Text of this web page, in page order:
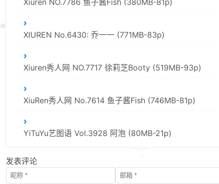
XIUREN No.6430: 乔一一 (771MB-83p)
Xiuren秀人网 NO.7717 徐莉芝Booty (519MB-93p)
XiuRen秀人网 No.7614 鱼子酱Fish (746MB-81p)
YiTuYu艺图语 Vol.3928 阿泡 (80MB-21p)
发表评论